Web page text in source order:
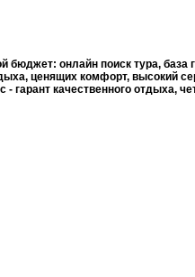
онлайн поиск тура, база
ценящих комфорт, высокий
качественного отдыха,